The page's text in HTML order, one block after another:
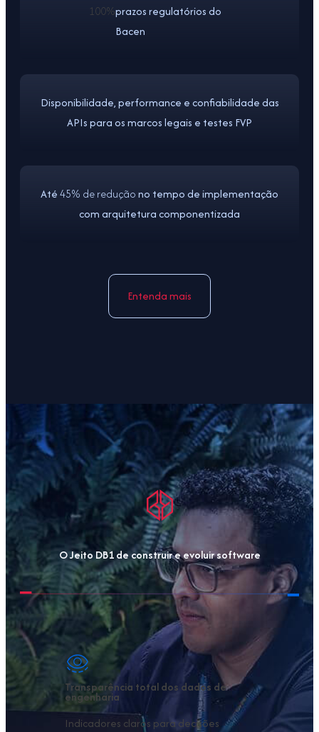
100%prazos regulatórios do
Bacen
Disponibilidade, performance e confiabilidade das
APIs para os marcos legais e testes FVP
Até45% de reduçãono tempo de implementação
com arquitetura componentizada
Entenda mais
O Jeito DB1 de construir eevoluir software
Transparência total dos dados de
engenharia
Indicadores claros para decisões